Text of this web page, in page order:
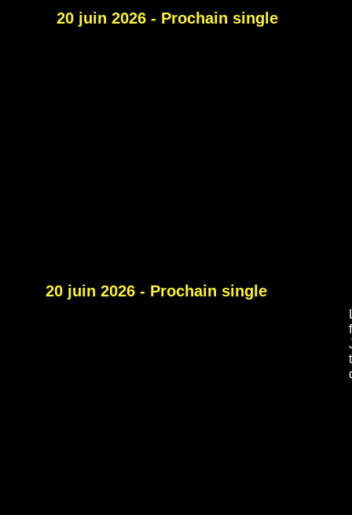
20 juin 2026 - Prochain single
20 juin 2026 - Prochain single